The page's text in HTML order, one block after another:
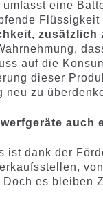
umfasst eine
zusätzlich
auf die
dieser
neu zu
auch
ist dank der
es bleiben